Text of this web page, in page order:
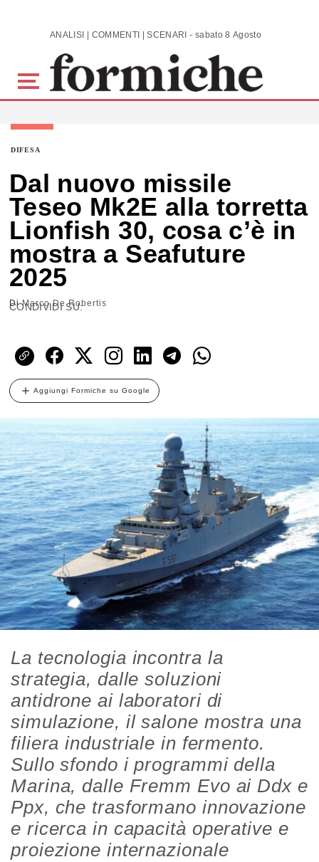
Skip to main content ANALISI | COMMENTI | SCENARI - sabato 8 Agosto 2026
DIFESA
Dal nuovo missile
Teseo Mk2E alla torretta
Lionfish 30, cosa c’è in
mostra a Seafuture
2025
DiMarco De Robertis
CONDIVIDI SU:
Aggiungi Formiche su Google
La tecnologia incontra la
strategia, dalle soluzioni
antidrone ai laboratori di
simulazione, il salone mostra una
filiera industriale in fermento.
Sullo sfondo i programmi della
Marina, dalle Fremm Evo ai Ddx e
Ppx, che trasformano innovazione
e ricerca in capacità operative e
proiezione internazionale